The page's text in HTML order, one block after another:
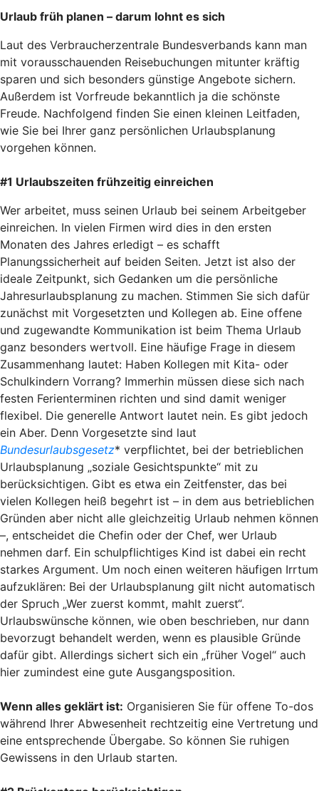
Urlaub früh planen – darum lohnt es sich
Laut des Verbraucherzentrale Bundesverbands kann man
mit vorausschauenden Reisebuchungen mitunter kräftig
sparen und sich besonders günstige Angebote sichern.
Außerdem ist Vorfreude bekanntlich ja die schönste
Freude. Nachfolgend finden Sie einen kleinen Leitfaden,
wie Sie bei Ihrer ganz persönlichen Urlaubsplanung
vorgehen können.
#1 Urlaubszeiten frühzeitig einreichen
Wer arbeitet, muss seinen Urlaub bei seinem Arbeitgeber
einreichen. In vielen Firmen wird dies in den ersten
Monaten des Jahres erledigt – es schafft
Planungssicherheit auf beiden Seiten. Jetzt ist also der
ideale Zeitpunkt, sich Gedanken um die persönliche
Jahresurlaubsplanung zu machen. Stimmen Sie sich dafür
zunächst mit Vorgesetzten und Kollegen ab. Eine offene
und zugewandte Kommunikation ist beim Thema Urlaub
ganz besonders wertvoll. Eine häufige Frage in diesem
Zusammenhang lautet: Haben Kollegen mit Kita- oder
Schulkindern Vorrang? Immerhin müssen diese sich nach
festen Ferienterminen richten und sind damit weniger
flexibel. Die generelle Antwort lautet nein. Es gibt jedoch
ein Aber. Denn Vorgesetzte sind laut
Bundesurlaubsgesetz* verpflichtet, bei der betrieblichen
Urlaubsplanung „soziale Gesichtspunkte“ mit zu
berücksichtigen. Gibt es etwa ein Zeitfenster, das bei
vielen Kollegen heiß begehrt ist – in dem aus betrieblichen
Gründen aber nicht alle gleichzeitig Urlaub nehmen können
–, entscheidet die Chefin oder der Chef, wer Urlaub
nehmen darf. Ein schulpflichtiges Kind ist dabei ein recht
starkes Argument. Um noch einen weiteren häufigen Irrtum
aufzuklären: Bei der Urlaubsplanung gilt nicht automatisch
der Spruch „Wer zuerst kommt, mahlt zuerst“.
Urlaubswünsche können, wie oben beschrieben, nur dann
bevorzugt behandelt werden, wenn es plausible Gründe
dafür gibt. Allerdings sichert sich ein „früher Vogel“ auch
hier zumindest eine gute Ausgangsposition.
Wenn alles geklärt ist: Organisieren Sie für offene To-dos
während Ihrer Abwesenheit rechtzeitig eine Vertretung und
eine entsprechende Übergabe. So können Sie ruhigen
Gewissens in den Urlaub starten.